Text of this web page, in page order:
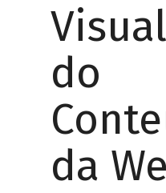
do
da